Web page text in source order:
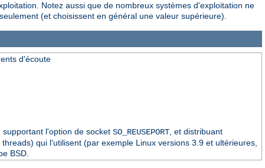
Notez aussi que de nombreux systèmes d'exploitation ne
(et choisissent en général une valeur supérieure).
d'écoute
l'option de socket SO_REUSEPORT, et distribuant
qui l'utilisent (par exemple Linux versions 3.9 et ultérieures,
BSD.